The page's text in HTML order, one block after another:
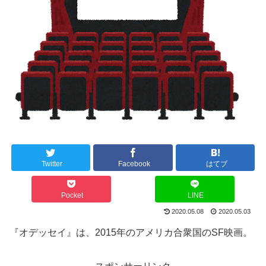
Twitter Facebook はてブ
Pocket LINE
2020.05.08 2020.05.03
『オデッセイ』は、2015年のアメリカ合衆国のSF映画。